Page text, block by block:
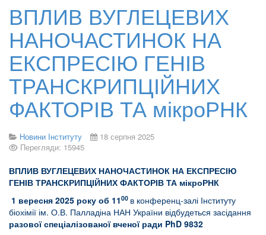
ВПЛИВ ВУГЛЕЦЕВИХ
НАНОЧАСТИНОК НА
ЕКСПРЕСІЮ ГЕНІВ
ТРАНСКРИПЦІЙНИХ
ФАКТОРІВ ТА мікроРНК
Новини Інституту
18 серпня 2025
Перегляди: 15945
ВПЛИВ ВУГЛЕЦЕВИХ НАНОЧАСТИНОК НА ЕКСПРЕСІЮ
ГЕНІВ ТРАНСКРИПЦІЙНИХ ФАКТОРІВ ТА мікроРНК
1 вересня 2025 року об 1100 в конференц-залі Інституту
біохімії ім. О.В. Палладіна НАН України відбудеться засідання
разової спеціалізованої вченої ради PhD 9832